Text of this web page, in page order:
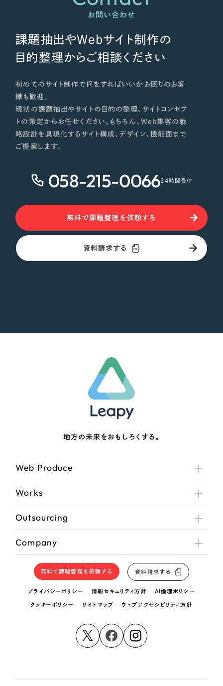
お問い合わせ
課題抽出やWebサイト制作の
目的整理からご相談ください
初めてのサイト制作で何をすればいいかお困りのお客
様も歓迎。
現状の課題抽出やサイトの目的の整理、サイトコンセプ
トの策定からお任せください。もちろん、Web集客の戦
略設計を具現化するサイト構成、デザイン、機能面まで
ご提案します。
058-215-006624時間受付
無料で課題整理を依頼する
資料請求する
地方の未来をおもしろくする。
Web Produce
Works
Outsourcing
Company
無料で課題整理を依頼する 資料請求する
プライバシーポリシー 情報セキュリティ方針 AI倫理ポリシー
クッキーポリシー サイトマップ ウェブアクセシビリティ方針